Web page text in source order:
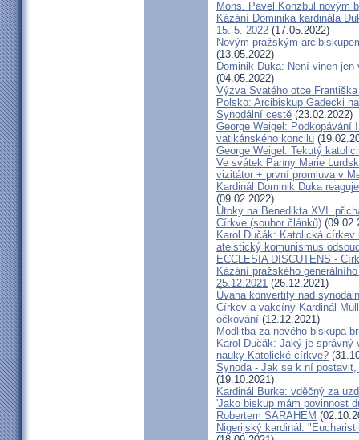
Mons. Pavel Konzbul novým
Kázání Dominika kardinála
15. 5. 2022 (17.05.2022)
Novým pražským
(13.05.2022)
Dominik Duka: Není vinen
(04.05.2022)
Výzva Svatého otce
Polsko: Arcibiskup Gadecki
Synodální cestě (23.02.2022)
George Weigel: Podkopávání
vatikánského koncilu
George Weigel: Tekutý
Ve svátek Panny Marie
vizitátor + první promluva v
Kardinál Dominik Duka
(09.02.2022)
Útoky na Benedikta XVI.
Církve (soubor článků)
Karol Dučák: Katolická církev
ateistický komunismus
ECCLESIA DISCUTENS -
Kázání pražského
25.12.2021 (26.12.2021)
Úvaha konvertity nad
Církev a vakcíny Kardinál
očkování (12.12.2021)
Modlitba za nového biskupa
Karol Dučák: Jaký je
nauky Katolické církve?
Synoda - Jak se k ní
(19.10.2021)
Kardinál Burke: vděčný za
'Jako biskup mám povinnost
Robertem SARAHEM
Nigerijský kardinál: